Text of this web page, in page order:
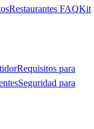
Restaurantes FAQKit
Requisitos para
Seguridad para